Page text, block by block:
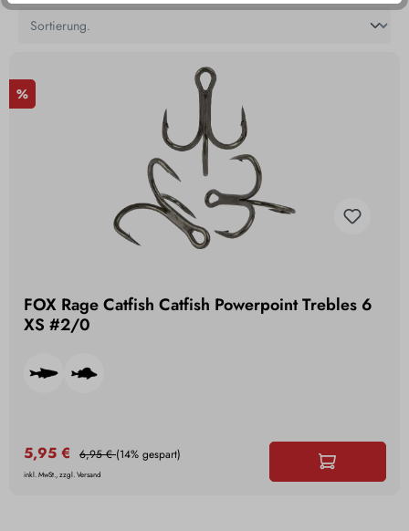
%
FOX Rage Catfish Catfish Powerpoint Trebles 6
XS #2/0
5,95 € 6,95 €(14% gespart)
inkl. MwSt., zzgl. Versand